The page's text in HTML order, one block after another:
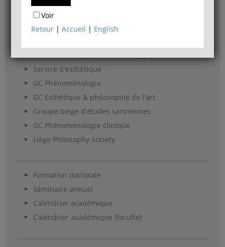
Accès & plans
Bibliothèque du Département de philosophie
Service d'esthétique
GC Phénoménologie
GC Esthétique & philosophie de l'art
Groupe belge d'études sartriennes
GC Phénoménologie clinique
Liège Philosophy Society
Formation doctorale
Séminaire annuel
Calendrier académique
Calendrier académique (faculté)
Voir
Retour |Accueil | English